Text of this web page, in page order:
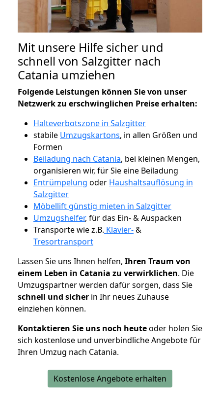
Mit unsere Hilfe sicher und
schnell von Salzgitter nach
Catania umziehen
Folgende Leistungen können Sie von unser
Netzwerk zu erschwinglichen Preise erhalten:
Halteverbotszone in Salzgitter
stabile Umzugskartons, in allen Größen und
Formen
Beiladung nach Catania, bei kleinen Mengen,
organisieren wir, für Sie eine Beiladung
Entrümpelung oder Haushaltsauflösung in
Salzgitter
Möbellift günstig mieten in Salzgitter
Umzugshelfer, für das Ein- & Auspacken
Transporte wie z.B. Klavier-&
Tresortransport
Lassen Sie uns Ihnen helfen, Ihren Traum von
einem Leben in Catania zu verwirklichen. Die
Umzugspartner werden dafür sorgen, dass Sie
schnell und sicher in Ihr neues Zuhause
einziehen können.
Kontaktieren Sie uns noch heuteoder holen Sie
sich kostenlose und unverbindliche Angebote für
Ihren Umzug nach Catania.
Kostenlose Angebote erhalten